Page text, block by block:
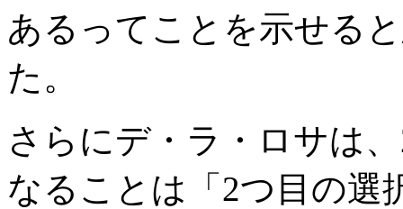
あるってことを示せる
た。
さらにデ・ラ・ロサは
なることは「2つ目の選